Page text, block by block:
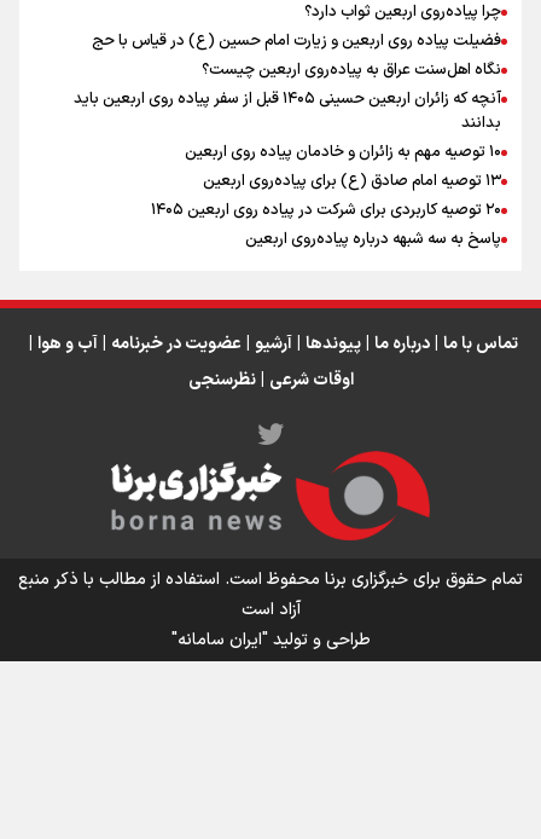
رابطه کارگر و کارفرما در اندیشه رهبر شهید: از تضاد به
زوجیت
اینفو برنا / جدول کامل فاصله مرز شلمچه تا شهرهای زیارتی
عراق
اینفو برنا/ میزان مالیات بر ارزش افزوده چقدر است؟
چرا پیاده‌روی اربعین ثواب دارد؟
فضیلت پیاده روی اربعین و زیارت امام حسین (ع) در قیاس با حج
نگاه اهل‌سنت عراق به پیاده‌روی اربعین چیست؟
آنچه که زائران اربعین حسینی ۱۴۰۵ قبل از سفر پیاده روی اربعین باید
بدانند
۱۰ توصیه مهم به زائران و خادمان پیاده روی اربعین
۱۳ توصیه امام صادق (ع) برای پیاده‌روی اربعین
۲۰ توصیه کاربردی برای شرکت در پیاده روی اربعین ۱۴۰۵
پاسخ به سه‌ شبهه درباره پیاده‌روی اربعین
تماس با ما | درباره ما | پیوندها | آرشیو | عضویت در خبرنامه | آب و هوا |
اوقات شرعی | نظرسنجی
تمام حقوق برای خبرگزاری برنا محفوظ است. استفاده از مطالب با ذکر منبع
آزاد است
طراحی و تولید"ایران سامانه"